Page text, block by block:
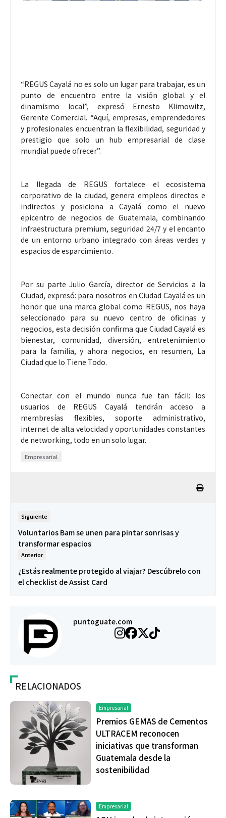
“REGUS Cayalá no es solo un lugar para trabajar, es un
punto de encuentro entre la visión global y el
dinamismo local”, expresó Ernesto Klimowitz,
Gerente Comercial. “Aquí, empresas, emprendedores
y profesionales encuentran la flexibilidad, seguridad y
prestigio que solo un hub empresarial de clase
mundial puede ofrecer”.
La llegada de REGUS fortalece el ecosistema
corporativo de la ciudad, genera empleos directos e
indirectos y posiciona a Cayalá como el nuevo
epicentro de negocios de Guatemala, combinando
infraestructura premium, seguridad 24/7 y el encanto
de un entorno urbano integrado con áreas verdes y
espacios de esparcimiento.
Por su parte Julio García, director de Servicios a la
Ciudad, expresó: para nosotros en Ciudad Cayalá es un
honor que una marca global como REGUS, nos haya
seleccionado para su nuevo centro de oficinas y
negocios, esta decisión confirma que Ciudad Cayalá es
bienestar, comunidad, diversión, entretenimiento
para la familia, y ahora negocios, en resumen, La
Ciudad que lo Tiene Todo.
Conectar con el mundo nunca fue tan fácil: los
usuarios de REGUS Cayalá tendrán acceso a
membresías flexibles, soporte administrativo,
internet de alta velocidad y oportunidades constantes
de networking, todo en un solo lugar.
Empresarial
Siguiente
Voluntarios Bam se unen para pintar sonrisas y
transformar espacios
Anterior
¿Estás realmente protegido al viajar? Descúbrelo con
el checklist de Assist Card
puntoguate.com
RELACIONADOS
Empresarial
Premios GEMAS de Cementos
ULTRACEM reconocen
iniciativas que transforman
Guatemala desde la
sostenibilidad
Empresarial